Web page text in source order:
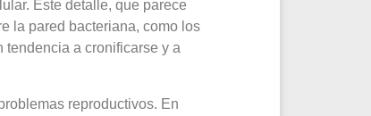
Este detalle, que parece
la pared bacteriana, como los
tendencia a cronificarse y a
reproductivos. En